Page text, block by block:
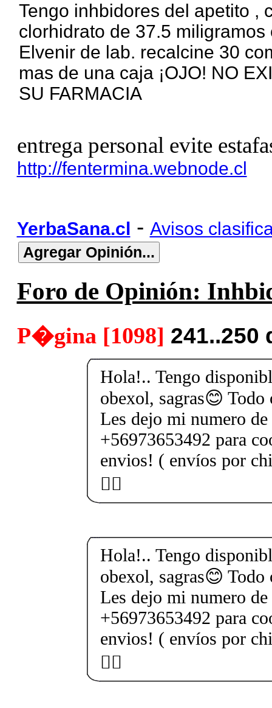
Tengo inhbidores del apetito ,
clorhidrato de 37.5
Elvenir de lab. recalcine 30
mas de una caja ¡OJO! NO
SU FARMACIA
entrega personal evite
http://fentermina.webnode.cl
YerbaSana.cl - Avisos
Foro de Opinión:
P�gina [1098] 241..250
Hola!.. Tengo
obexol, sagras😊
Les dejo mi numero de
+56973653492 para
envios! ( envíos por
🖐🏻
Hola!.. Tengo
obexol, sagras😊
Les dejo mi numero de
+56973653492 para
envios! ( envíos por
🖐🏻